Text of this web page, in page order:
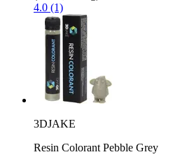
4.0 (1)
3DJAKE
Resin Colorant Pebble Grey